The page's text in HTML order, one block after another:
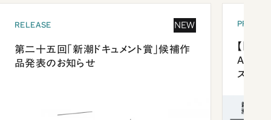
RELEASE NEW
第二十五回「新潮ドキュメント賞」候補作
品発表のお知らせ
【「新
ズプレ